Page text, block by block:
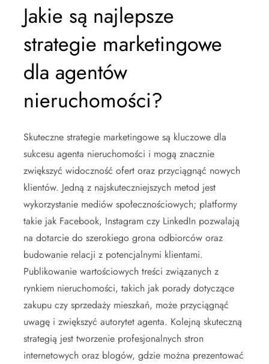
Jakie są najlepsze
strategie marketingowe
dla agentów
nieruchomości?
Skuteczne strategie marketingowe są kluczowe dla
sukcesu agenta nieruchomości i mogą znacznie
zwiększyć widoczność ofert oraz przyciągnąć nowych
klientów. Jedną z najskuteczniejszych metod jest
wykorzystanie mediów społecznościowych; platformy
takie jak Facebook, Instagram czy LinkedIn pozwalają
na dotarcie do szerokiego grona odbiorców oraz
budowanie relacji z potencjalnymi klientami.
Publikowanie wartościowych treści związanych z
rynkiem nieruchomości, takich jak porady dotyczące
zakupu czy sprzedaży mieszkań, może przyciągnąć
uwagę i zwiększyć autorytet agenta. Kolejną skuteczną
strategią jest tworzenie profesjonalnych stron
internetowych oraz blogów, gdzie można prezentować